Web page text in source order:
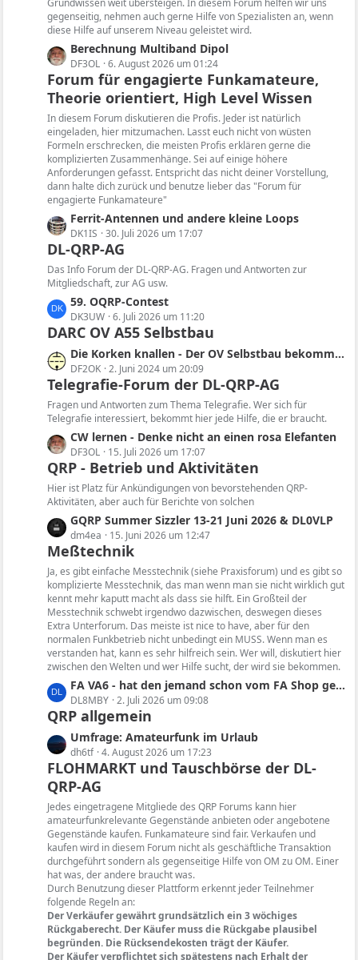
Grundwissen weit übersteigen. In diesem Forum helfen wir uns
gegenseitig, nehmen auch gerne Hilfe von Spezialisten an, wenn
diese Hilfe auf unserem Niveau geleistet wird.
L
e
t
z
t
e
B
e
i
t
r
ä
g
e
Berechnung Multiband Dipol
DF3OL 6. August 2026 um 01:24
Forum für engagierte Funkamateure,
Theorie orientiert, High Level Wissen
In diesem Forum diskutieren die Profis. Jeder ist natürlich
eingeladen, hier mitzumachen. Lasst euch nicht von wüsten
Formeln erschrecken, die meisten Profis erklären gerne die
komplizierten Zusammenhänge. Sei auf einige höhere
Anforderungen gefasst. Entspricht das nicht deiner Vorstellung,
dann halte dich zurück und benutze lieber das "Forum für
engagierte Funkamateure"
L
e
t
z
t
e
B
e
t
r
ä
g
e
Ferrit-Antennen und andere kleine Loops
DK1IS 30. Juli 2026 um 17:07
DL-QRP-AG
Das Info Forum der DL-QRP-AG. Fragen und Antworten zur
Mitgliedschaft, zur AG usw.
L
e
t
z
t
e
B
e
t
r
ä
g
e
59. OQRP-Contest
DK3UW 6. Juli 2026 um 11:20
DARC OV A55 Selbstbau
L
e
t
z
t
e
B
e
i
t
ä
g
e
Die Korken knallen - Der OV Selbstbau bekommt im QRP-Forum einen eigenen Bereich
DF2OK 2. Juni 2024 um 20:09
Telegrafie-Forum der DL-QRP-AG
Fragen und Antworten zum Thema Telegrafie. Wer sich für
Telegrafie interessiert, bekommt hier jede Hilfe, die er braucht.
L
e
t
z
t
e
B
e
i
t
r
ä
g
e
CW lernen - Denke nicht an einen rosa Elefanten
DF3OL 15. Juli 2026 um 17:07
QRP - Betrieb und Aktivitäten
Hier ist Platz für Ankündigungen von bevorstehenden QRP-
Aktivitäten, aber auch für Berichte von solchen
L
e
t
z
t
e
B
e
i
t
r
ä
g
e
GQRP Summer Sizzler 13-21 Juni 2026 & DL0VLP
dm4ea 15. Juni 2026 um 12:47
Meßtechnik
Ja, es gibt einfache Messtechnik (siehe Praxisforum) und es gibt so
komplizierte Messtechnik, das man wenn man sie nicht wirklich gut
kennt mehr kaputt macht als dass sie hilft. Ein Großteil der
Messtechnik schwebt irgendwo dazwischen, deswegen dieses
Extra Unterforum. Das meiste ist nice to have, aber für den
normalen Funkbetrieb nicht unbedingt ein MUSS. Wenn man es
verstanden hat, kann es sehr hilfreich sein. Wer will, diskutiert hier
zwischen den Welten und wer Hilfe sucht, der wird sie bekommen.
L
e
t
z
t
e
B
e
i
t
r
ä
g
e
FA VA6 - hat den jemand schon vom FA Shop geliefert bekommen und konnte das Gerät testen?
DL8MBY 2. Juli 2026 um 09:08
QRP allgemein
L
e
t
z
t
e
B
e
i
t
r
ä
g
e
Umfrage: Amateurfunk im Urlaub
dh6tf 4. August 2026 um 17:23
FLOHMARKT und Tauschbörse der DL-
QRP-AG
Jedes eingetragene Mitgliede des QRP Forums kann hier
amateurfunkrelevante Gegenstände anbieten oder angebotene
Gegenstände kaufen. Funkamateure sind fair. Verkaufen und
kaufen wird in diesem Forum nicht als geschäftliche Transaktion
durchgeführt sondern als gegenseitige Hilfe von OM zu OM. Einer
hat was, der andere braucht was.
Durch Benutzung dieser Plattform erkennt jeder Teilnehmer
folgende Regeln an:
Der Verkäufer gewährt grundsätzlich ein 3 wöchiges
Rückgaberecht. Der Käufer muss die Rückgabe plausibel
begründen. Die Rücksendekosten trägt der Käufer.
Der Käufer verpflichtet sich spätestens nach Erhalt der